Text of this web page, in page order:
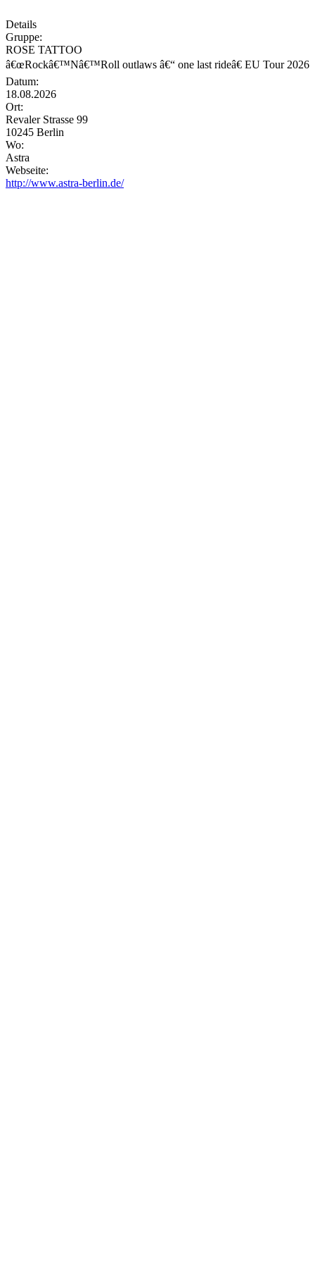
Details
Gruppe:
ROSE TATTOO
â€œRockâ€™Nâ€™Roll outlaws â€“ one last rideâ€ EU Tour 2026
Datum:
18.08.2026
Ort:
Revaler Strasse 99
10245 Berlin
Wo:
Astra
Webseite:
http://www.astra-berlin.de/